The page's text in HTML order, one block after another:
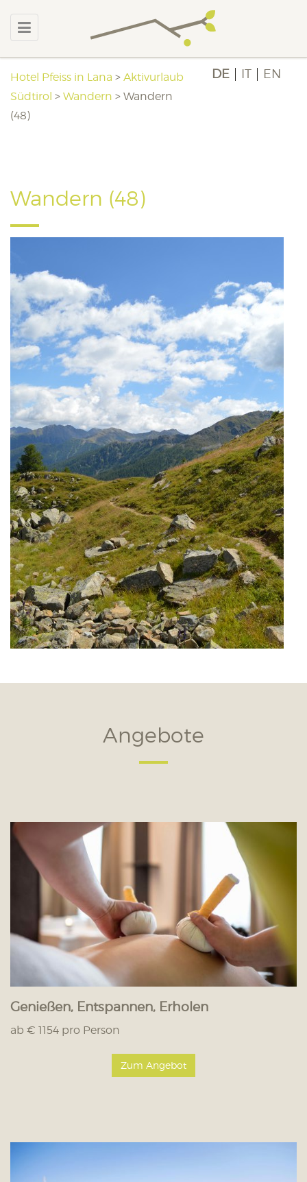
DE IT EN
Hotel Pfeiss in Lana > Aktivurlaub
Südtirol > Wandern > Wandern
(48)
Wandern (48)
Angebote
Genießen, Entspannen, Erholen
ab € 1154 pro Person
Zum Angebot